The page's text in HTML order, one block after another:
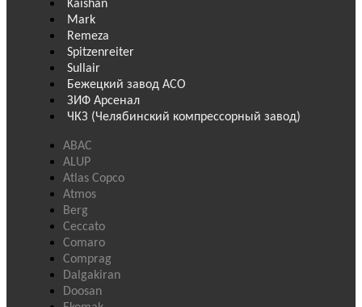
Kaishan
Mark
Remeza
Spitzenreiter
Sullair
Бежецкий завод АСО
ЗИФ Арсенал
ЧКЗ (Челябинский компрессорный завод)
ABAC
ALUP
Atlas Copco
Atmos
Berg
Ceccato
Comaro
Comprag
Dalgakiran
Doosan